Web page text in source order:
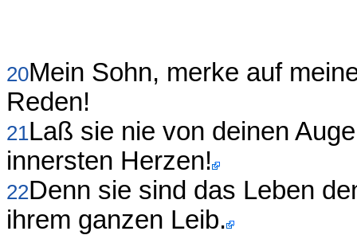
20Mein Sohn, merke auf
Reden!
21Laß sie nie von deinen
innersten Herzen!
22Denn sie sind das Leben
ihrem ganzen Leib.